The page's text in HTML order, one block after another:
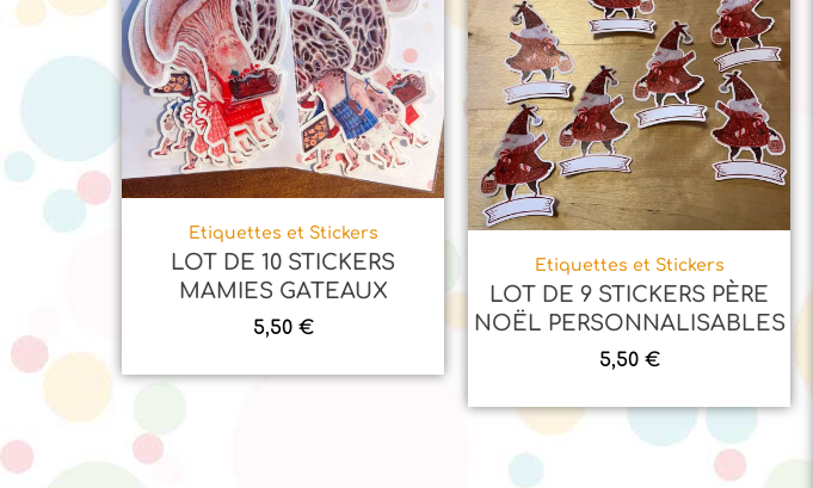
Etiquettes et Stickers
LOT DE 10 STICKERS
MAMIES GATEAUX
5,50 €
Etiquettes et Stickers
LOT DE 9 STICKERS PÈRE
NOËL PERSONNALISABLES
5,50 €